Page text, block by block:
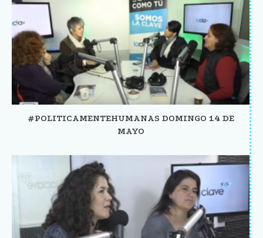
#POLITICAMENTEHUMANAS DOMINGO 14 DE
MAYO